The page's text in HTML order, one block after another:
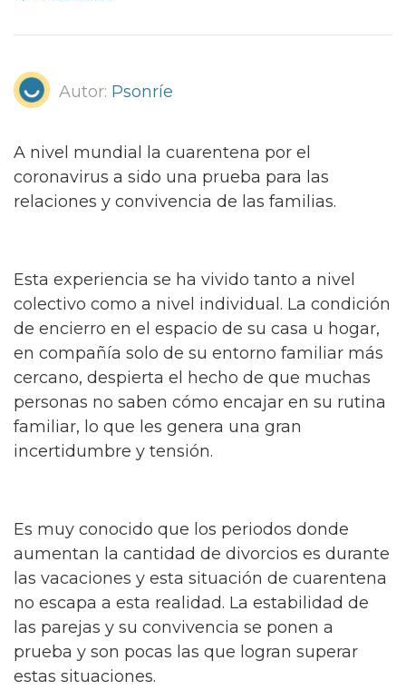
Autor: Psonríe
A nivel mundial la cuarentena por el
coronavirus a sido una prueba para las
relaciones y convivencia de las familias.
Esta experiencia se ha vivido tanto a nivel
colectivo como a nivel individual. La condición
de encierro en el espacio de su casa u hogar,
en compañía solo de su entorno familiar más
cercano, despierta el hecho de que muchas
personas no saben cómo encajar en su rutina
familiar, lo que les genera una gran
incertidumbre y tensión.
Es muy conocido que los periodos donde
aumentan la cantidad de divorcios es durante
las vacaciones y esta situación de cuarentena
no escapa a esta realidad. La estabilidad de
las parejas y su convivencia se ponen a
prueba y son pocas las que logran superar
estas situaciones.